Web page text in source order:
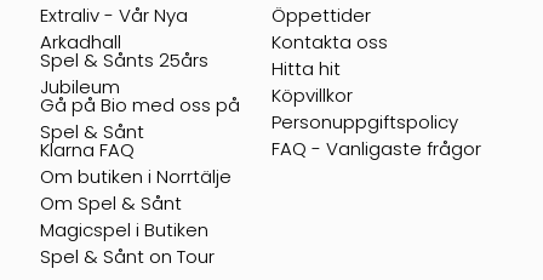
Extraliv - Vår Nya
Arkadhall
Spel & Sånts 25års
Jubileum
Gå på Bio med oss på
Spel & Sånt
Klarna FAQ
Om butiken i Norrtälje
Om Spel & Sånt
Magicspel i Butiken
Spel & Sånt on Tour
Öppettider
Kontakta oss
Hitta hit
Köpvillkor
Personuppgiftspolicy
FAQ - Vanligaste frågor